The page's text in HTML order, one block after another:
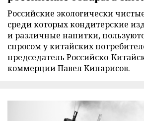
Российские экологически
среди которых кондитерские
и различные напитки,
спросом у китайских
председатель Российско-
коммерции Павел Кипарисов.